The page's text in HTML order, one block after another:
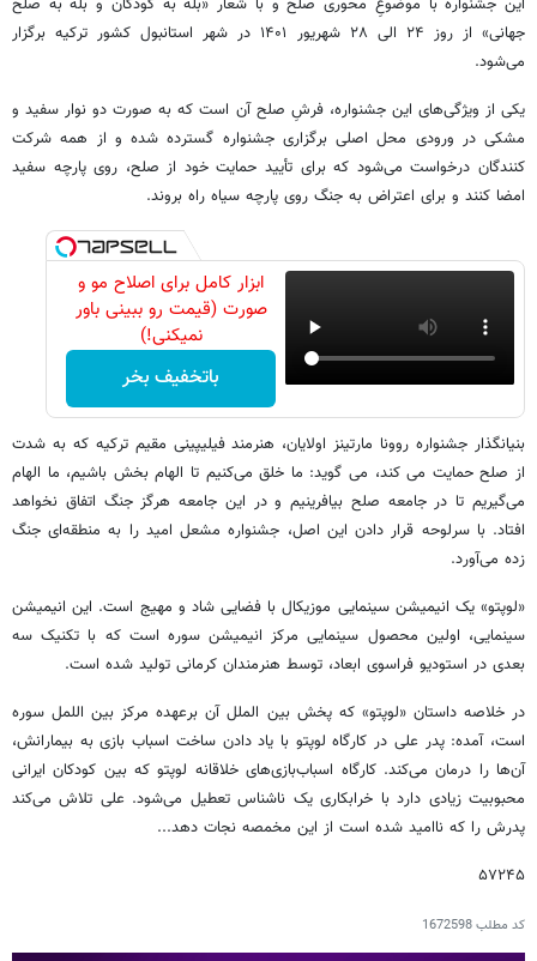
جهانی» از روز ۲۴ الی ۲۸ شهریور ۱۴۰۱ در شهر استانبول کشور ترکیه برگزار
می‌شود.
یکی از ویژگی‌های این جشنواره، فرشِ صلح آن است که به صورت دو نوار سفید و
مشکی در ورودی محل اصلی برگزاری جشنواره گسترده شده و از همه شرکت
کنندگان درخواست می‌شود که برای تأیید حمایت خود از صلح، روی پارچه سفید
امضا کنند و برای اعتراض به جنگ روی پارچه سیاه راه بروند.
ابزار کامل برای اصلاح مو و
صورت (قیمت رو ببینی باور
نمیکنی!)
باتخفیف بخر
بنیانگذار جشنواره روونا مارتینز اولایان، هنرمند فیلیپینی مقیم ترکیه که به شدت
از صلح حمایت می کند، می گوید: ما خلق می‌کنیم تا الهام بخش باشیم، ما الهام
می‌گیریم تا در جامعه صلح بیافرینیم و در این جامعه هرگز جنگ اتفاق نخواهد
افتاد. با سرلوحه قرار دادن این اصل، جشنواره مشعل امید را به منطقه‌ای جنگ
زده می‌آورد.
«لوپتو» یک انیمیشن سینمایی موزیکال با فضایی شاد و مهیج است. این انیمیشن
سینمایی، اولین محصول سینمایی مرکز انیمیشن سوره است که با تکنیک سه
بعدی در استودیو فراسوی ابعاد، توسط هنرمندان کرمانی تولید شده است.
در خلاصه داستان «لوپتو» که پخش بین الملل آن برعهده مرکز بین اللمل سوره
است، آمده: پدر علی در کارگاه لوپتو با یاد دادن ساخت اسباب بازی به بیمارانش،
آن‌ها را درمان می‌کند. کارگاه اسباب‌بازی‌های خلاقانه لوپتو که بین کودکان ایرانی
محبوبیت زیادی دارد با خرابکاری یک ناشناس تعطیل می‌شود. علی تلاش می‌کند
پدرش را که ناامید شده است از این مخمصه نجات دهد...
۵۷۲۴۵
کد مطلب1672598